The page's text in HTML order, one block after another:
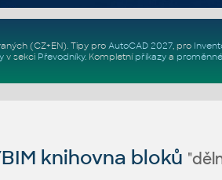
(CZ+EN). Tipy pro AutoCAD 2027, pro
v sekci Převodníky. Kompletní příkazya
knihovna bloků